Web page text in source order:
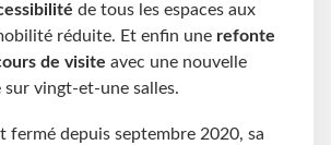
de tous les espaces aux
réduite. Et enfin une refonte
de visite avec une nouvelle
sur vingt-et-une salles.
fermé depuis septembre 2020, sa